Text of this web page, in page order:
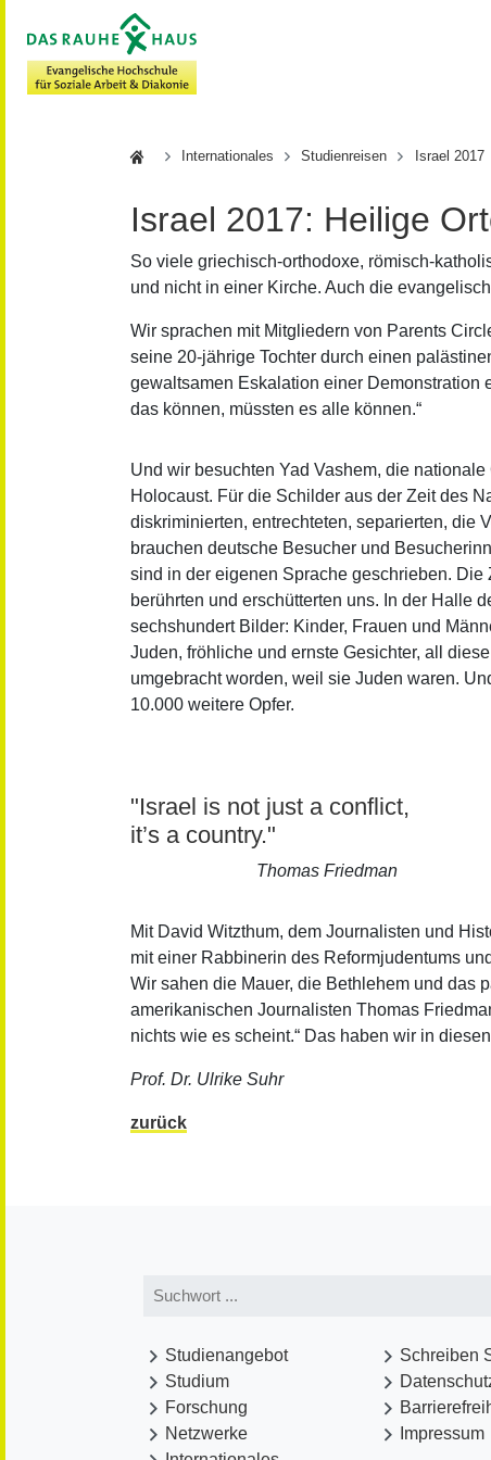
HochschuleInternationales Studienreisen Israel 2017
Israel 2017: Heilige
So viele griechisch-orthodoxe, römisch-
und nicht in einer Kirche. Auch die
Wir sprachen mit Mitgliedern von Parents
seine 20-jährige Tochter durch einen
gewaltsamen Eskalation einer Demonstration
das können, müssten es alle können.“
Und wir besuchten Yad Vashem, die nationale
Holocaust. Für die Schilder aus der Zeit des
diskriminierten, entrechteten, separierten, die
brauchen deutsche Besucher und
sind in der eigenen Sprache geschrieben. Die
berührten und erschütterten uns. In der Halle
sechshundert Bilder: Kinder, Frauen und
Juden, fröhliche und ernste Gesichter, all
umgebracht worden, weil sie Juden waren.
10.000 weitere Opfer.
"Israel is not just a conflict,
it’s a country."
Thomas Friedman
Mit David Witzthum, dem Journalisten und
mit einer Rabbinerin des Reformjudentums
Wir sahen die Mauer, die Bethlehem und das
amerikanischen Journalisten Thomas
nichts wie es scheint.“ Das haben wir in
Prof. Dr. Ulrike Suhr
zurück
Studienangebot
Studium
Forschung
Netzwerke
Schreiben
Impressum